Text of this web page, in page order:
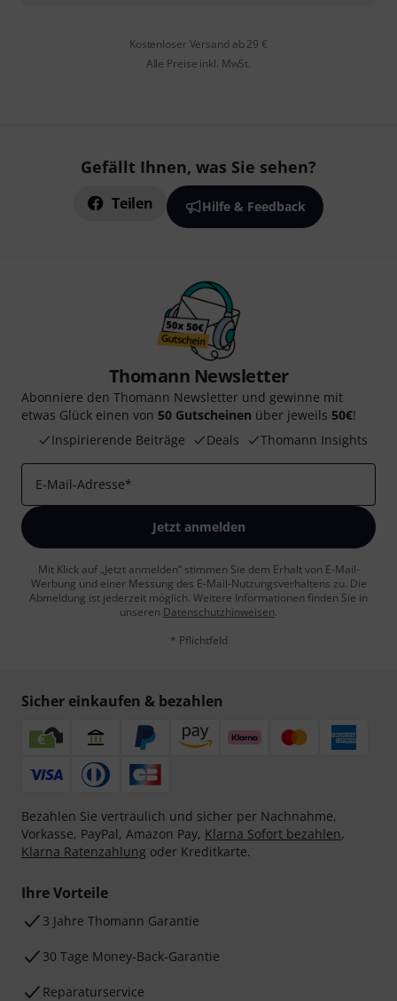
Kostenloser Versand ab 29 €
Alle Preise inkl. MwSt.
Gefällt Ihnen, was Sie sehen?
Teilen Hilfe & Feedback
Thomann Newsletter
Abonniere den Thomann Newsletter und gewinne mit
etwas Glück einen von 50 Gutscheinen über jeweils 50€!
Inspirierende Beiträge
Deals Thomann Insights
E-Mail-Adresse*
Jetzt anmelden
Mit Klick auf „Jetzt anmelden“ stimmen Sie dem Erhalt von E-Mail-
Werbung und einer Messung des E-Mail-Nutzungsverhaltens zu. Die
Abmeldung ist jederzeit möglich. Weitere Informationen finden Sie in
unseren Datenschutzhinweisen.
* Pflichtfeld
Sicher einkaufen & bezahlen
Bezahlen Sie vertraulich und sicher per Nachnahme,
Vorkasse, PayPal, Amazon Pay, Klarna Sofort bezahlen,
Klarna Ratenzahlung oder Kreditkarte.
Ihre Vorteile
3 Jahre Thomann Garantie
30 Tage Money-Back-Garantie
Reparaturservice